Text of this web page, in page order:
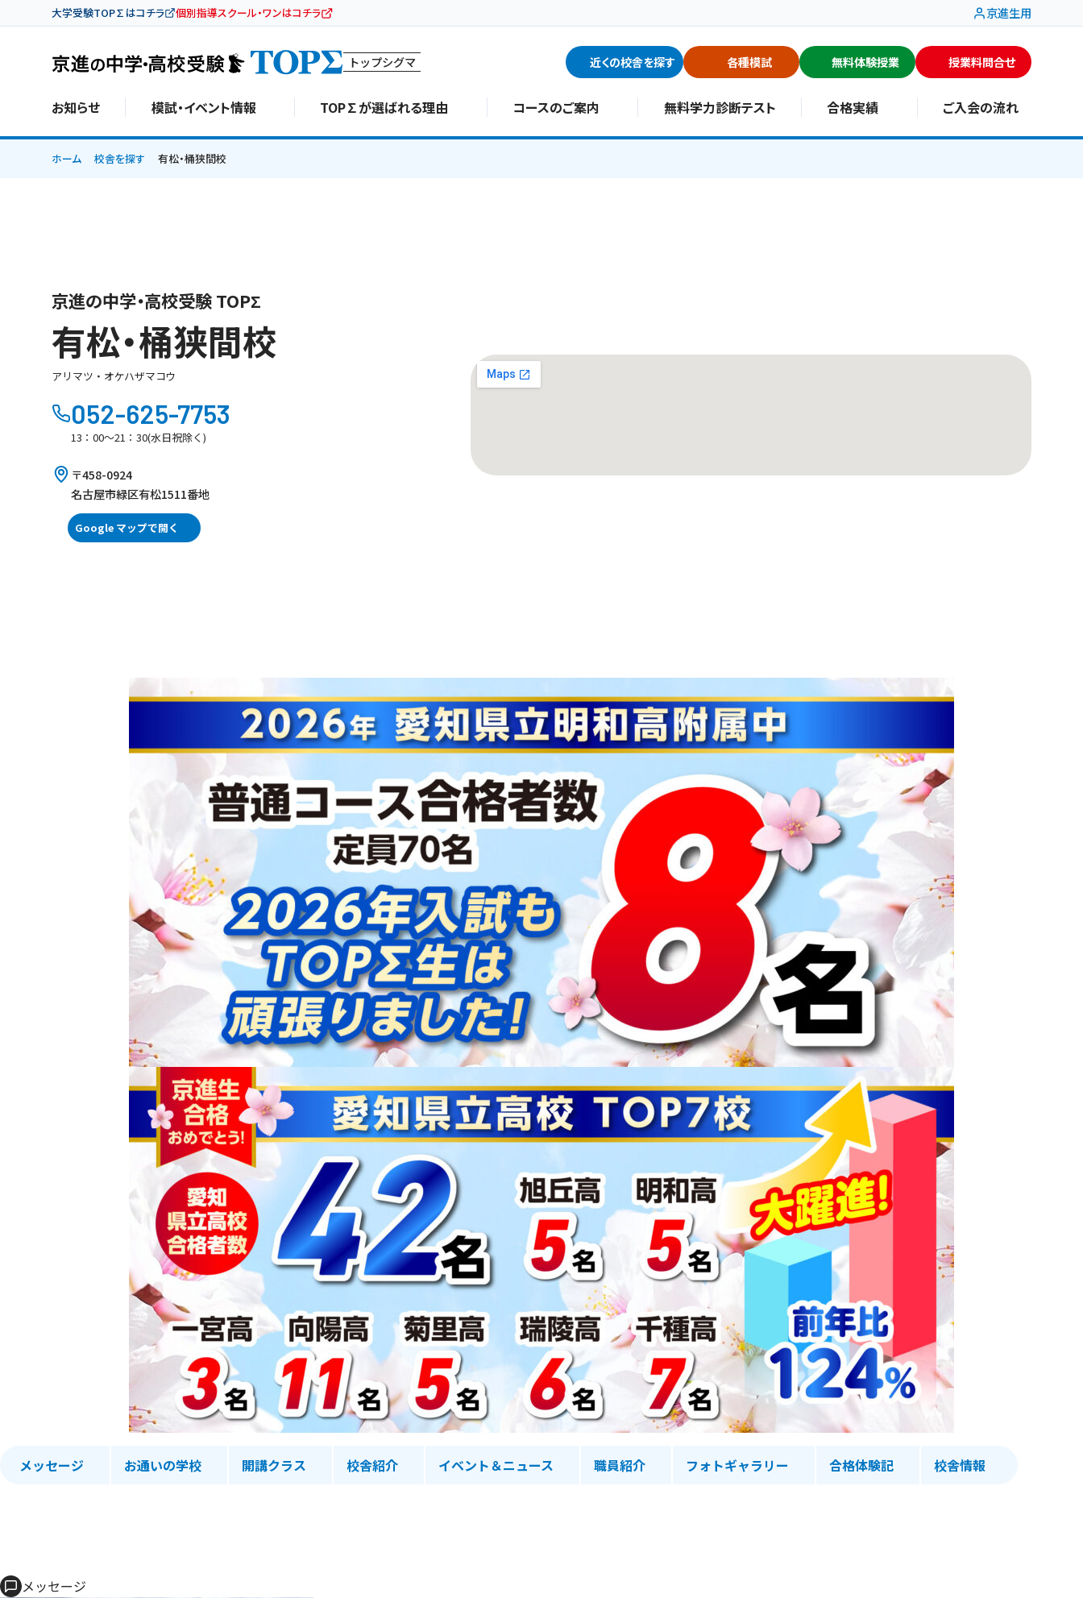
大学受験TOP∑はコチラ 個別指導スクール・ワンはコチラ 京進生用
トップシグマ 近くの校舎を探す 各種模試 無料体験授業 授業料問合せ
お知らせ 模試・イベント情報 TOP∑が選ばれる理由 コースのご案内 無料学力診断テスト 合格実績 ご入会の流れ
ホーム 校舎を探す 有松・桶狭間校
京進の中学・高校受験 TOPΣ
有松・桶狭間校
アリマツ・オケハザマコウ
052-625-7753
13：00～21：30(水日祝除く)
〒458-0924
名古屋市緑区有松1511番地
Google マップで開く
メッセージ お通いの学校 開講クラス 校舎紹介 イベント＆ニュース 職員紹介 フォトギャラリー 合格体験記 校舎情報
メッセージ